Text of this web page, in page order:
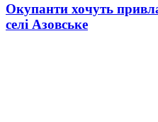
Окупанти хочуть
селі Азовське